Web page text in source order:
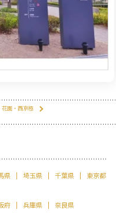
花園・西京極
県 埼玉県 千葉県
東京都
府 兵庫県
奈良県